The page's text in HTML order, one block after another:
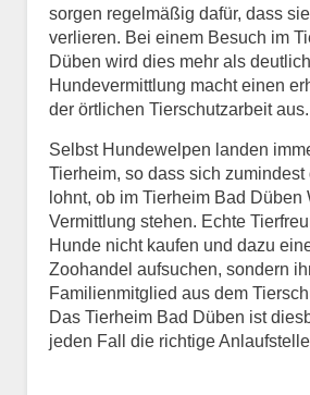
Informationen
Tier.
Art des Tiers*
sorgen regelmäßig dafür, dass
verlieren. Bei einem Besuch im
Düben wird dies mehr als
Hundevermittlung macht einen
der örtlichen Tierschutzarbeit aus.
Selbst Hundewelpen landen
Tierheim, so dass sich
lohnt, ob im Tierheim Bad Düben
Vermittlung stehen. Echte
Hunde nicht kaufen und dazu
Zoohandel aufsuchen, sondern
Familienmitglied aus dem
Das Tierheim Bad Düben ist
jeden Fall die richtige